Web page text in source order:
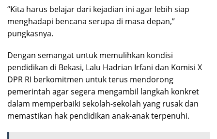
“Kita harus belajar dari kejadian ini agar lebih siap
menghadapi bencana serupa di masa depan,”
pungkasnya.
Dengan semangat untuk memulihkan kondisi
pendidikan di Bekasi, Lalu Hadrian Irfani dan Komisi X
DPR RI berkomitmen untuk terus mendorong
pemerintah agar segera mengambil langkah konkret
dalam memperbaiki sekolah-sekolah yang rusak dan
memastikan hak pendidikan anak-anak terpenuhi.